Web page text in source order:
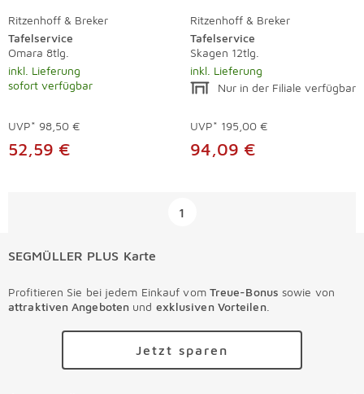
Ritzenhoff & Breker
Tafelservice
Omara 8tlg.
inkl. Lieferung
sofort verfügbar
UVP* 98,50 €
52,59 €
Ritzenhoff & Breker
Tafelservice
Skagen 12tlg.
inkl. Lieferung
Nur in der Filiale verfügbar
UVP* 195,00 €
94,09 €
1
SEGMÜLLER PLUS Karte
Profitieren Sie bei jedem Einkauf vom Treue-Bonus sowie von
attraktiven Angeboten und exklusiven Vorteilen.
Jetzt sparen